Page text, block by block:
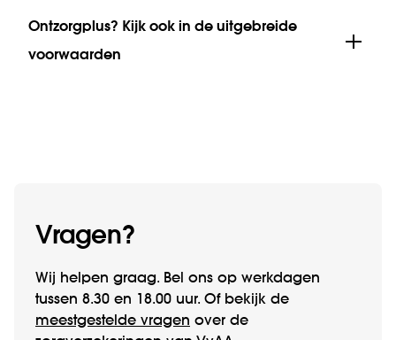
Ontzorgplus? Kijk ook in de uitgebreide
voorwaarden
Vragen?
Wij helpen graag. Bel ons op werk­­dagen
tussen 8.30 en 18.00 uur. Of bekijk de
meestgestelde vragen over de